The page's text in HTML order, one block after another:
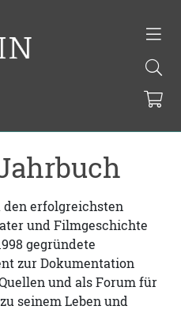
den erfolgreichsten
und Filmgeschichte
gegründete
zur Dokumentation
und als Forum für
seinem Leben und